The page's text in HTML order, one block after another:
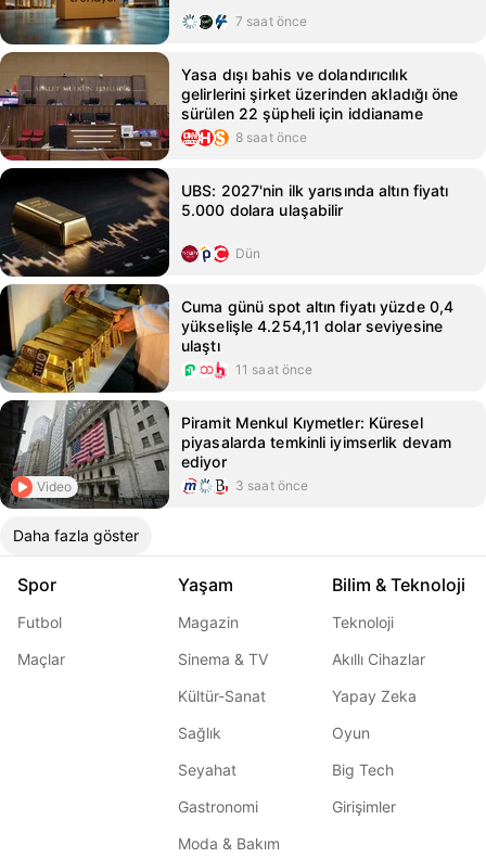
7 saat önce
Yasa dışı bahis ve dolandırıcılık
gelirlerini şirket üzerinden akladığı öne
sürülen 22 şüpheli için iddianame
8 saat önce
UBS: 2027'nin ilk yarısında altın fiyatı
5.000 dolara ulaşabilir
Dün
Cuma günü spot altın fiyatı yüzde 0,4
yükselişle 4.254,11 dolar seviyesine
ulaştı
11 saat önce
Video
Piramit Menkul Kıymetler: Küresel
piyasalarda temkinli iyimserlik devam
ediyor
3 saat önce
Daha fazla göster
Spor
Futbol
Maçlar
Yaşam
Magazin
Sinema & TV
Kültür-Sanat
Sağlık
Seyahat
Gastronomi
Moda & Bakım
Bilim & Teknoloji
Teknoloji
Akıllı Cihazlar
Yapay Zeka
Oyun
Big Tech
Girişimler